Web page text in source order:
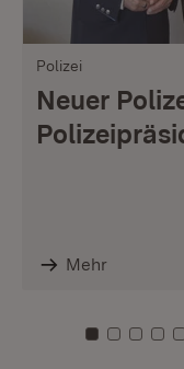
Polizei
Neuer
Mehr
ZuZuZu